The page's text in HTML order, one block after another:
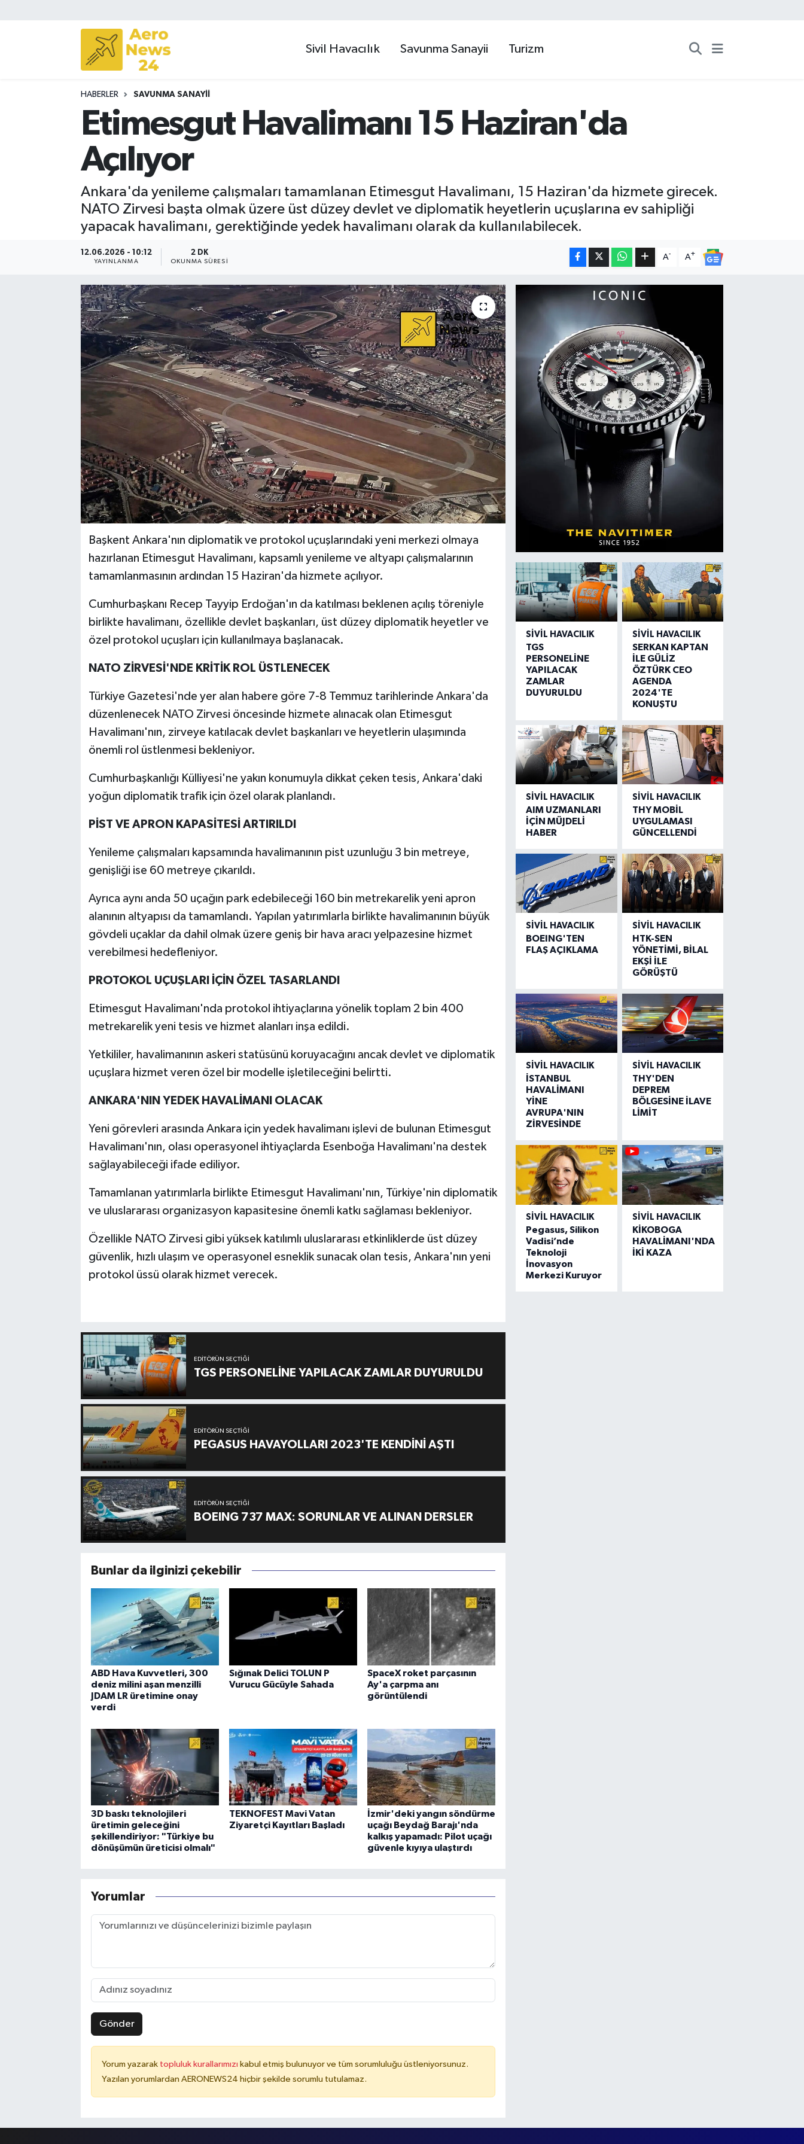
Sivil Havacılık Savunma Sanayii Turizm
HABERLER SAVUNMA SANAYII
Etimesgut Havalimanı 15 Haziran'da
Açılıyor
Ankara'da yenileme çalışmaları tamamlanan Etimesgut Havalimanı, 15 Haziran'da hizmete girecek.
NATO Zirvesi başta olmak üzere üst düzey devlet ve diplomatik heyetlerin uçuşlarına ev sahipliği
yapacak havalimanı, gerektiğinde yedek havalimanı olarak da kullanılabilecek.
12.06.2026 - 10:12
YAYINLANMA
2 DK
OKUNMA SÜRESI
A- A+
Başkent Ankara'nın diplomatik ve protokol uçuşlarındaki yeni merkezi olmaya
hazırlanan Etimesgut Havalimanı, kapsamlı yenileme ve altyapı çalışmalarının
tamamlanmasının ardından 15 Haziran'da hizmete açılıyor.
Cumhurbaşkanı Recep Tayyip Erdoğan'ın da katılması beklenen açılış töreniyle
birlikte havalimanı, özellikle devlet başkanları, üst düzey diplomatik heyetler ve
özel protokol uçuşları için kullanılmaya başlanacak.
NATO ZİRVESİ'NDE KRİTİK ROL ÜSTLENECEK
Türkiye Gazetesi'nde yer alan habere göre 7-8 Temmuz tarihlerinde Ankara'da
düzenlenecek NATO Zirvesi öncesinde hizmete alınacak olan Etimesgut
Havalimanı'nın, zirveye katılacak devlet başkanları ve heyetlerin ulaşımında
önemli rol üstlenmesi bekleniyor.
Cumhurbaşkanlığı Külliyesi'ne yakın konumuyla dikkat çeken tesis, Ankara'daki
yoğun diplomatik trafik için özel olarak planlandı.
PİST VE APRON KAPASİTESİ ARTIRILDI
Yenileme çalışmaları kapsamında havalimanının pist uzunluğu 3 bin metreye,
genişliği ise 60 metreye çıkarıldı.
Ayrıca aynı anda 50 uçağın park edebileceği 160 bin metrekarelik yeni apron
alanının altyapısı da tamamlandı. Yapılan yatırımlarla birlikte havalimanının büyük
gövdeli uçaklar da dahil olmak üzere geniş bir hava aracı yelpazesine hizmet
verebilmesi hedefleniyor.
PROTOKOL UÇUŞLARI İÇİN ÖZEL TASARLANDI
Etimesgut Havalimanı'nda protokol ihtiyaçlarına yönelik toplam 2 bin 400
metrekarelik yeni tesis ve hizmet alanları inşa edildi.
Yetkililer, havalimanının askeri statüsünü koruyacağını ancak devlet ve diplomatik
uçuşlara hizmet veren özel bir modelle işletileceğini belirtti.
ANKARA'NIN YEDEK HAVALİMANI OLACAK
Yeni görevleri arasında Ankara için yedek havalimanı işlevi de bulunan Etimesgut
Havalimanı'nın, olası operasyonel ihtiyaçlarda Esenboğa Havalimanı'na destek
sağlayabileceği ifade ediliyor.
Tamamlanan yatırımlarla birlikte Etimesgut Havalimanı'nın, Türkiye'nin diplomatik
ve uluslararası organizasyon kapasitesine önemli katkı sağlaması bekleniyor.
Özellikle NATO Zirvesi gibi yüksek katılımlı uluslararası etkinliklerde üst düzey
güvenlik, hızlı ulaşım ve operasyonel esneklik sunacak olan tesis, Ankara'nın yeni
protokol üssü olarak hizmet verecek.
EDITÖRÜN SEÇTIĞI
TGS PERSONELİNE YAPILACAK ZAMLAR DUYURULDU
EDITÖRÜN SEÇTIĞI
PEGASUS HAVAYOLLARI 2023'TE KENDİNİ AŞTI
EDITÖRÜN SEÇTIĞI
BOEING 737 MAX: SORUNLAR VE ALINAN DERSLER
Bunlar da ilginizi çekebilir
ABD Hava Kuvvetleri, 300
deniz milini aşan menzilli
JDAM LR üretimine onay
verdi
Sığınak Delici TOLUN P
Vurucu Gücüyle Sahada
SpaceX roket parçasının
Ay'a çarpma anı
görüntülendi
3D baskı teknolojileri
üretimin geleceğini
şekillendiriyor: "Türkiye bu
dönüşümün üreticisi olmalı"
TEKNOFEST Mavi Vatan
Ziyaretçi Kayıtları Başladı
İzmir'deki yangın söndürme
uçağı Beydağ Barajı'nda
kalkış yapamadı: Pilot uçağı
güvenle kıyıya ulaştırdı
Yorumlar
Gönder
Yorum yazarak topluluk kurallarımızı kabul etmiş bulunuyor ve tüm sorumluluğu üstleniyorsunuz.
Yazılan yorumlardan AERONEWS24 hiçbir şekilde sorumlu tutulamaz.
SIVIL HAVACILIK
TGS
PERSONELİNE
YAPILACAK
ZAMLAR
DUYURULDU
SIVIL HAVACILIK
SERKAN KAPTAN
İLE GÜLİZ
ÖZTÜRK CEO
AGENDA
2024'TE
KONUŞTU
SIVIL HAVACILIK
AIM UZMANLARI
İÇİN MÜJDELİ
HABER
SIVIL HAVACILIK
THY MOBİL
UYGULAMASI
GÜNCELLENDİ
SIVIL HAVACILIK
BOEING'TEN
FLAŞ AÇIKLAMA
SIVIL HAVACILIK
HTK-SEN
YÖNETİMİ, BİLAL
EKŞİ İLE
GÖRÜŞTÜ
SIVIL HAVACILIK
İSTANBUL
HAVALİMANI
YİNE
AVRUPA'NIN
ZİRVESİNDE
SIVIL HAVACILIK
THY'DEN
DEPREM
BÖLGESİNE İLAVE
LİMİT
SIVIL HAVACILIK
Pegasus, Silikon
Vadisi’nde
Teknoloji
İnovasyon
Merkezi Kuruyor
SIVIL HAVACILIK
KİKOBOGA
HAVALİMANI'NDA
İKİ KAZA
Sivil Havacılık